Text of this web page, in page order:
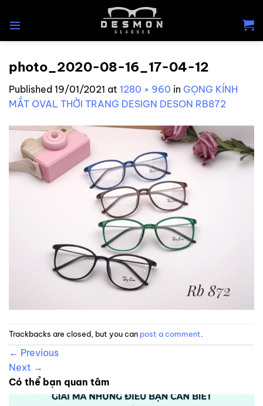
photo_2020-08-16_17-04-12
Published 19/01/2021 at 1280 × 960 in GỌNG KÍNH
MẮT OVAL THỜI TRANG DESIGN DESON RB872
Trackbacks are closed, but you can post a comment
← Previous
Next →
Có thể bạn quan tâm